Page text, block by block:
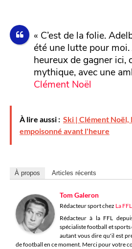
« C’est de la folie.
été une lutte pour moi.
heureux de gagner ici,
mythique, avec une
Clément Noël
À lire aussi : Ski | Clément Noël,
empoisonné avant l'heure
À propos Articles récents
Tom Galeron
Rédacteur sportchez La FFL
Rédacteur à la FFL
spécialiste football et
autant vous dire qu'il est
de football en ce moment. Merci pour votre